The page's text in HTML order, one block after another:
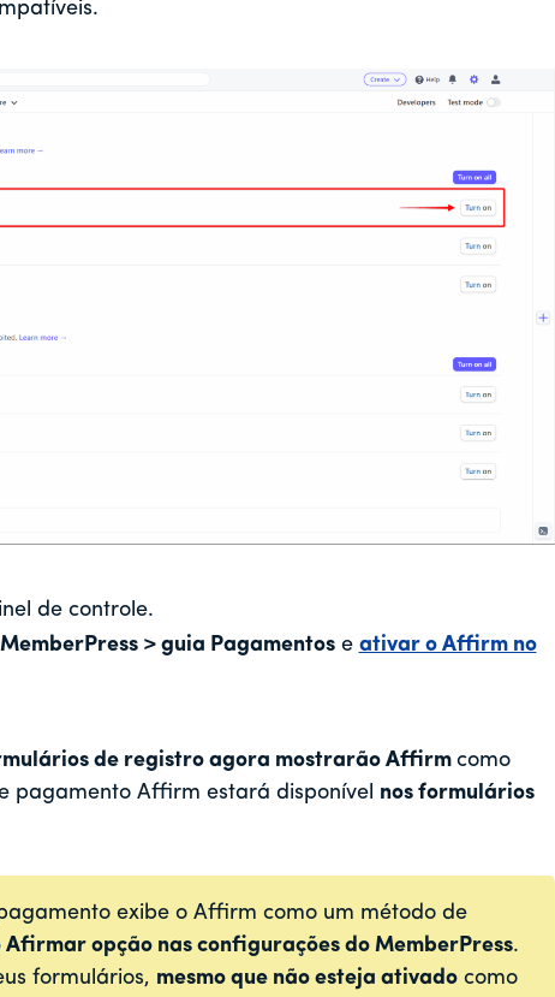
de controle.
> guia Pagamentose ativar o Affirm no
de registro agora mostrarão Affirm como
pagamento Affirm estará disponível nos formulários
exibe o Affirm como um método de
Afirmar opção nas configurações do MemberPress.
formulários, mesmo que não esteja ativado como